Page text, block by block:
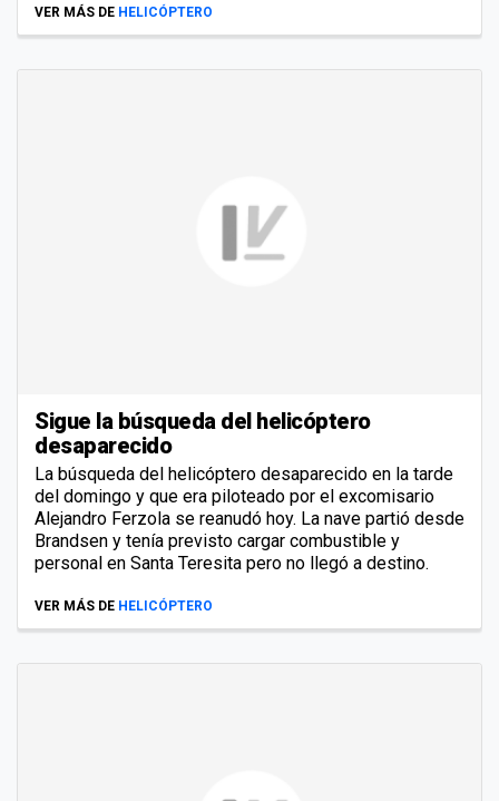
VER MÁS DE HELICÓPTERO
Sigue la búsqueda del helicóptero
desaparecido
La búsqueda del helicóptero desaparecido en la tarde
del domingo y que era piloteado por el excomisario
Alejandro Ferzola se reanudó hoy. La nave partió desde
Brandsen y tenía previsto cargar combustible y
personal en Santa Teresita pero no llegó a destino.
VER MÁS DE HELICÓPTERO